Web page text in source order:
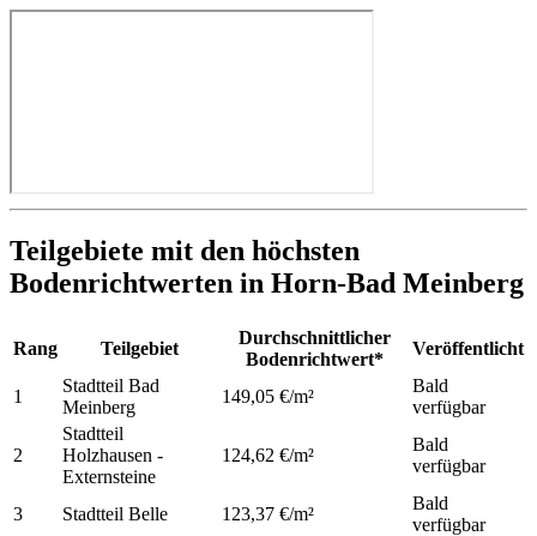
Teilgebiete mit den höchsten
Bodenrichtwerten in Horn-Bad Meinberg
Rang Teilgebiet
Durchschnittlicher
Bodenrichtwert*
Veröffentlicht
1
Stadtteil Bad
Meinberg
149,05 €/m²
Bald
verfügbar
2
Stadtteil
Holzhausen -
Externsteine
124,62 €/m²
Bald
verfügbar
3 Stadtteil Belle 123,37 €/m²
Bald
verfügbar